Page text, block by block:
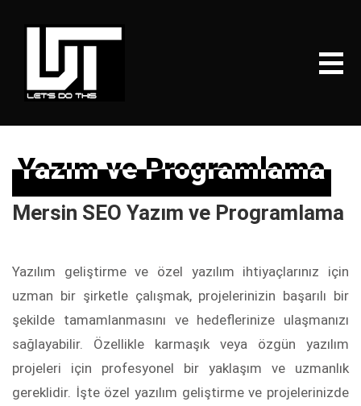
Yazım ve Programlama
Yazım ve Programlama
Mersin SEO Yazım ve Programlama
Yazılım geliştirme ve özel yazılım ihtiyaçlarınız için
uzman bir şirketle çalışmak, projelerinizin başarılı bir
şekilde tamamlanmasını ve hedeflerinize ulaşmanızı
sağlayabilir. Özellikle karmaşık veya özgün yazılım
projeleri için profesyonel bir yaklaşım ve uzmanlık
gereklidir. İşte özel yazılım geliştirme ve projelerinizde